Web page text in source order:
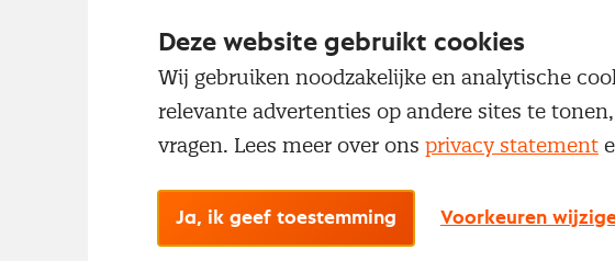
Een
Toegang
Deze website gebruikt cookies
Wij gebruiken noodzakelijke en analytische
relevante advertenties op andere sites te
vragen. Lees meer over ons privacy statement
Ja, ik geef toestemming Voorkeuren